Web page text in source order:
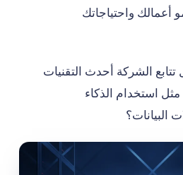
أعمالك واحتياجاتك
الشركة أحدث التقنيات
استخدام الذكاء
البيانات؟